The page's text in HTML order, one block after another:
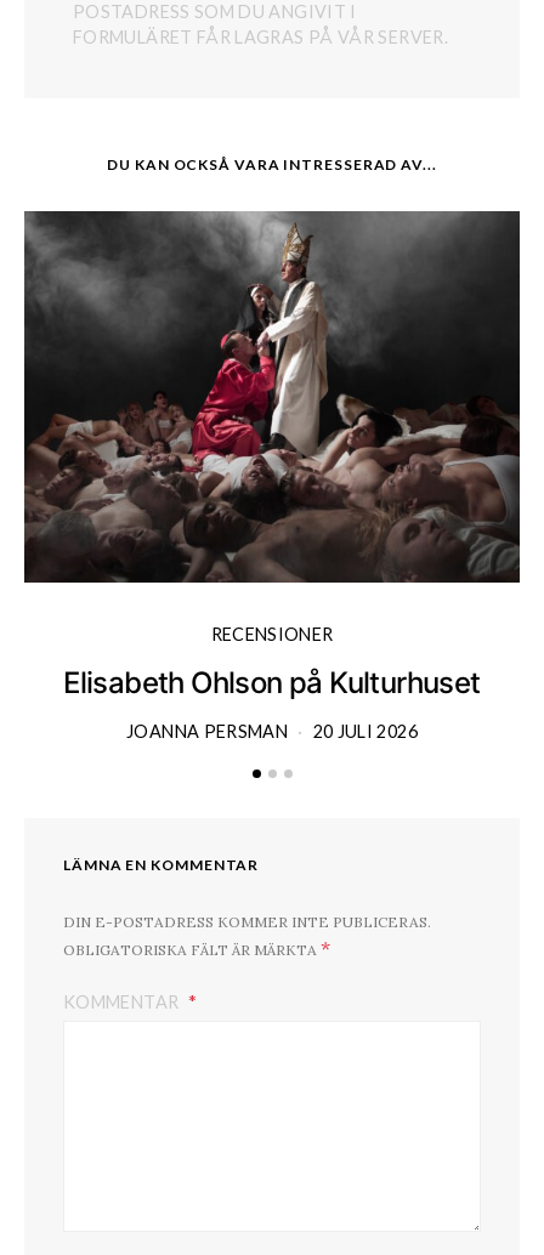
POSTADRESS SOM DU ANGIVIT I
FORMULÄRET FÅR LAGRAS PÅ VÅR SERVER.
DU KAN OCKSÅ VARA INTRESSERAD AV...
RECENSIONER
Elisabeth Ohlson på Kulturhuset
JOANNA PERSMAN 20 JULI 2026
LÄMNA EN KOMMENTAR
DIN E-POSTADRESS KOMMER INTE PUBLICERAS.
OBLIGATORISKA FÄLT ÄR MÄRKTA *
KOMMENTAR